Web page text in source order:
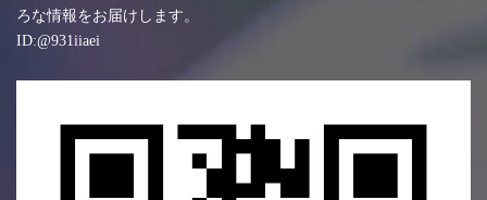
ろな情報をお届けします。
ID:@931iiaei